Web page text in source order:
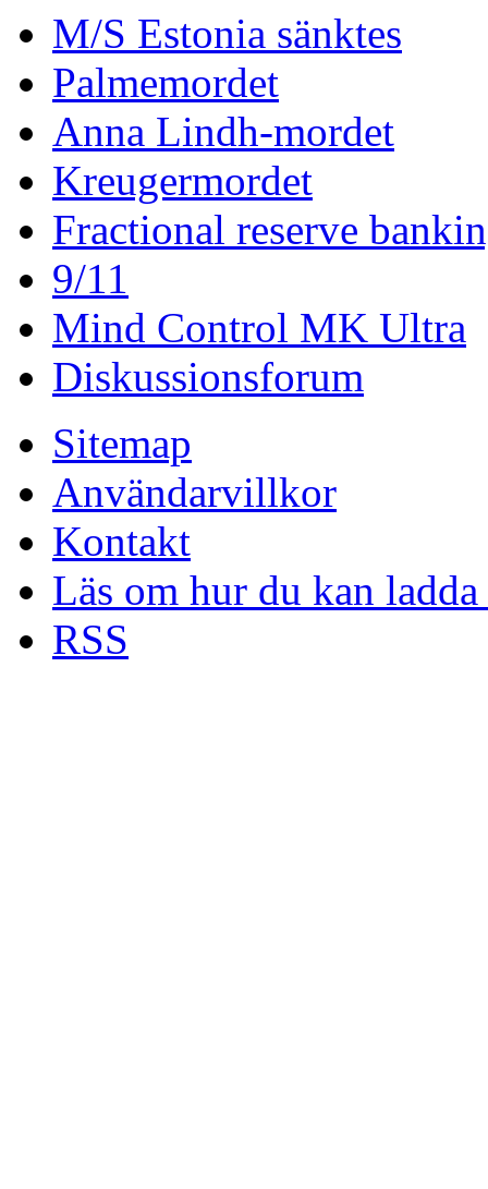
M/S Estonia sänktes
Palmemordet
Anna Lindh-mordet
Kreugermordet
Fractional reserve
9/11
Mind Control MK Ultra
Diskussionsforum
Sitemap
Användarvillkor
Kontakt
Läs om hur du kan
RSS